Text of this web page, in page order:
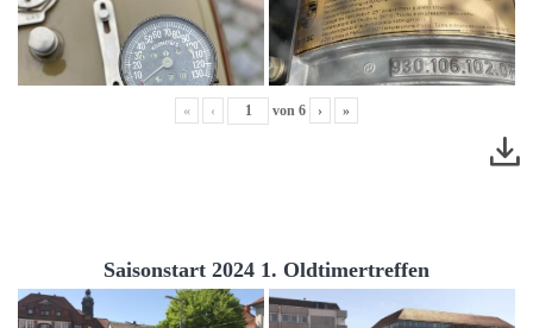
« ‹ von 6 › »
Saisonstart 2024 1. Oldtimertreffen